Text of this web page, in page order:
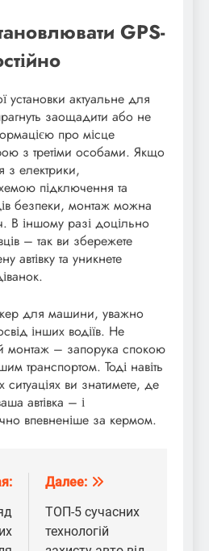
GPS-
установки актуальне для
заощадити або не
про місце
з третіми особами. Якщо
з електрики,
підключення та
безпеки, монтаж можна
В іншому разі доцільно
– так ви збережете
автівку та уникнете
для машини, уважно
інших водіїв. Не
монтаж – запорука спокою
транспортом. Тоді навіть
ви знатимете, де
автівка – і
впевненіше за кермом.
Далее:
ТОП-5 сучасних
технологій